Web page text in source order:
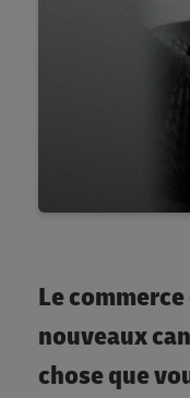
Le
nouveaux
chose que